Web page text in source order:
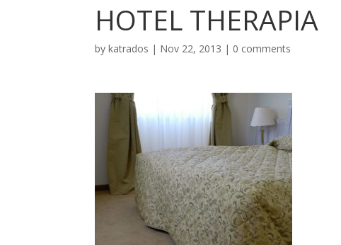
HOTEL THERAPIA
bykatrados | Nov 22, 2013 | 0 comments